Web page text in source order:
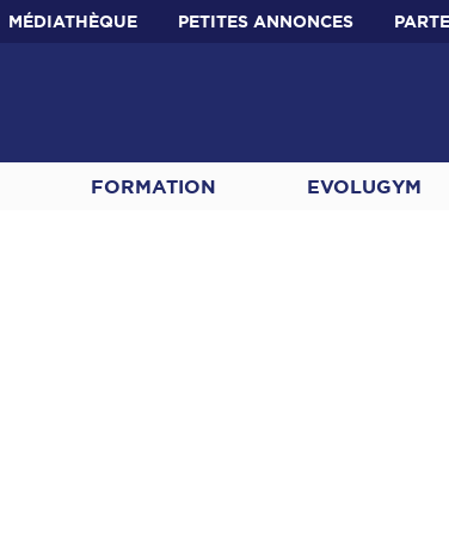
MÉDIATHÈQUE PETITES ANNONCES
FORMATION EVOLUGYM